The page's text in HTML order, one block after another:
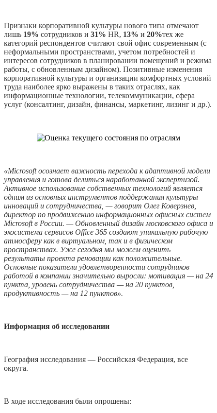
Признаки корпоративной культуры нового типа отмечают
лишь 19% сотрудников и 31% HR, 13% и 20%тех же
категорий респондентов считают свой офис современным (с
неформальными пространствами, учетом потребностей и
интересов сотрудников в планировании помещений и режима
работы, с обновленным дизайном). Позитивные изменения
корпоративной культуры и организации комфортных условий
труда наиболее ярко выражены в таких отраслях, как
информационные технологии, телекоммуникации, сфера
услуг (консалтинг, дизайн, финансы, маркетинг, лизинг и др.).
«Microsoft осознает важность перехода к адаптивной модели
управления и готова делиться наработанной экспертизой.
Активное использование собственных технологий является
одним из основных инструментов поддержания культуры
инноваций и сотрудничества, — говорит Олег Коверзнев,
директор по продвижению информационных офисных систем
Microsoft в России. — Обновленный дизайн московского офиса и
экосистема сервисов Office 365 создают уникальную рабочую
атмосферу как в виртуальном, так и в физическом
пространствах. Уже сегодня мы можем оценить
результаты проекта реновации как положительные.
Основные показатели удовлетворенности сотрудников
работой в компании значительно выросли: мотивация — на 24
пункта, уровень сотрудничества — на 20 пунктов,
продуктивность — на 12 пунктов».
Информация об исследовании
География исследования — Российская Федерация, все
округа.
В ходе исследования были опрошены: